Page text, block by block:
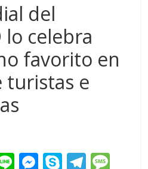
del
lo celebra
favorito en
turistas e
Li M S T